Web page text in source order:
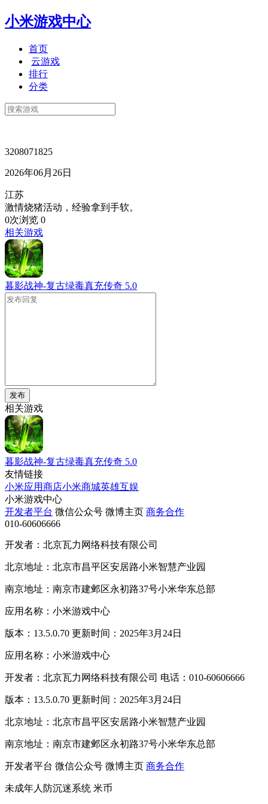
小米游戏中心
首页
云游戏
排行
分类
3208071825
2026年06月26日
江苏
激情烧猪活动，经验拿到手软。
0次浏览 0
相关游戏
暮影战神-复古绿毒真充传奇 5.0
发布
相关游戏
暮影战神-复古绿毒真充传奇 5.0
友情链接
小米应用商店小米商城英雄互娱
小米游戏中心
开发者平台 微信公众号 微博主页 商务合作
010-60606666
开发者：北京瓦力网络科技有限公司
北京地址：北京市昌平区安居路小米智慧产业园
南京地址：南京市建邺区永初路37号小米华东总部
应用名称：小米游戏中心
版本：13.5.0.70 更新时间：2025年3月24日
应用名称：小米游戏中心
开发者：北京瓦力网络科技有限公司 电话：010-60606666
版本：13.5.0.70 更新时间：2025年3月24日
北京地址：北京市昌平区安居路小米智慧产业园
南京地址：南京市建邺区永初路37号小米华东总部
开发者平台 微信公众号 微博主页 商务合作
未成年人防沉迷系统 米币